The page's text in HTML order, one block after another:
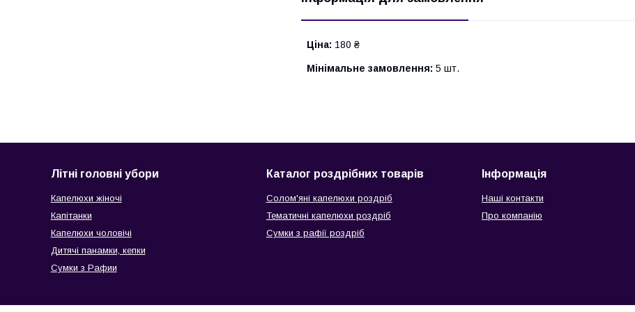
Ціна: 180 ₴
Мінімальне замовлення: 5 шт.
Літні головні убори
Капелюхи жіночі
Капітанки
Капелюхи чоловічі
Дитячі панамки, кепки
Сумки з Рафии
Каталог роздрібних товарів
Солом'яні капелюхи роздріб
Тематичні капелюхи роздріб
Сумки з рафії роздріб
Інформація
Наші контакти
Про компанію